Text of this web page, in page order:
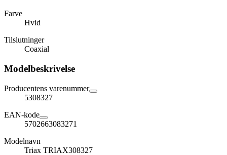
Farve
Hvid
Tilslutninger
Coaxial
Modelbeskrivelse
Producentens varenummer
5308327
EAN-kode
5702663083271
Modelnavn
Triax TRIAX308327